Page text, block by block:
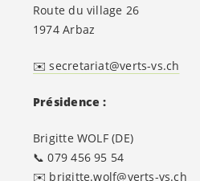
Route du village 26
1974 Arbaz
✉️ secretariat@verts-vs.ch
Présidence :
Brigitte WOLF (DE)
📞 079 456 95 54
✉️ brigitte.wolf@verts-vs.ch